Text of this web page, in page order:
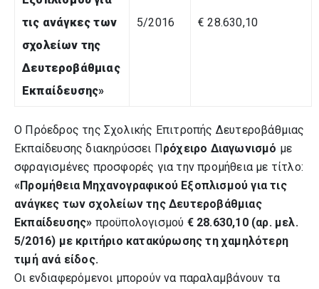
τις ανάγκες των
σχολείων της
Δευτεροβάθμιας
Εκπαίδευσης»
5/2016 € 28.630,10
Ο Πρόεδρος της Σχολικής Επιτροπής Δευτεροβάθμιας
Εκπαίδευσης διακηρύσσει Πρόχειρο Διαγωνισμό με
σφραγισμένες προσφορές για την προμήθεια με τίτλο:
«Προμήθεια Μηχανογραφικού Εξοπλισμού για τις
ανάγκες των σχολείων της Δευτεροβάθμιας
Εκπαίδευσης» προϋπολογισμού € 28.630,10 (αρ. μελ.
5/2016) με κριτήριο κατακύρωσης τη χαμηλότερη
τιμή ανά είδος.
Οι ενδιαφερόμενοι μπορούν να παραλαμβάνουν τα